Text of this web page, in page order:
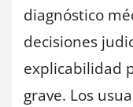
diagnóstico
decisiones
explicabilidad
grave. Los